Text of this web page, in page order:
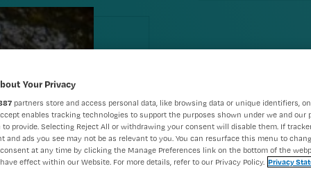
Blog Theo:
verpleging'
Your Privacy
partners store and access personal data, like browsing data or unique identifiers,
enables tracking technologies to support the purposes shown under we and our
to provide. Selecting Reject All or withdrawing your consent will disable them. If
and ads you see may not be as relevant to you. You can resurface this menu to
at any time by clicking the Manage Preferences link on the bottom of the
effect within our Website. For more details, refer to our Privacy Policy. Privacy